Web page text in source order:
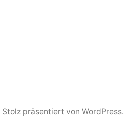
Stolz präsentiert von WordPress.